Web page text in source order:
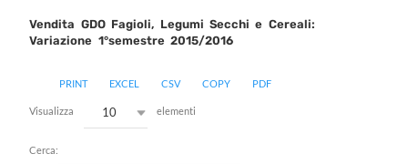
Vendita GDO Fagioli, Legumi Secchi e Cereali:
Variazione 1°semestre 2015/2016
PRINT EXCEL CSV COPY PDF
Visualizza 10 elementi
Cerca: